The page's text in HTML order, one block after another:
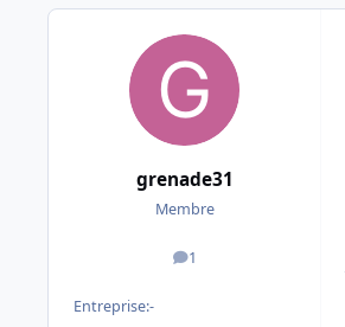
grenade31
Membre
1
messages
Entreprise:-